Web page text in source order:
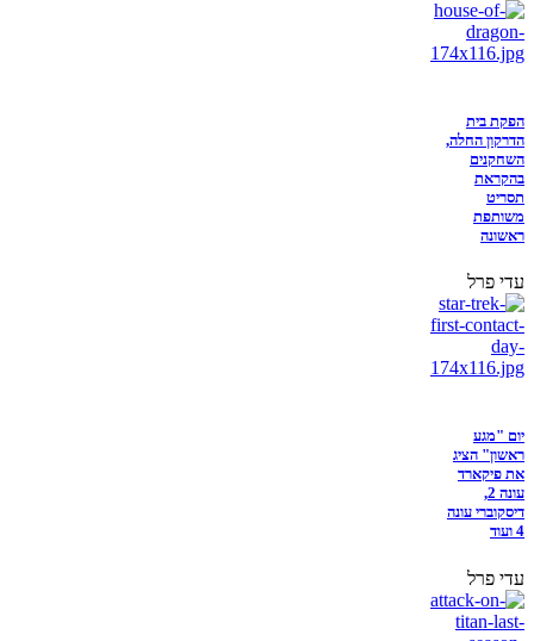
הפקת בית
הדרקון החלה,
השחקנים
בהקראת
תסריט
משותפת
ראשונה
עדי פרל
יום "מגע
ראשון" הציג
את פיקארד
עונה 2,
דיסקוברי עונה
4 ועוד
עדי פרל